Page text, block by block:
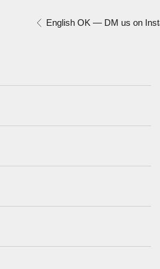
前へEnglish OK — DM us on